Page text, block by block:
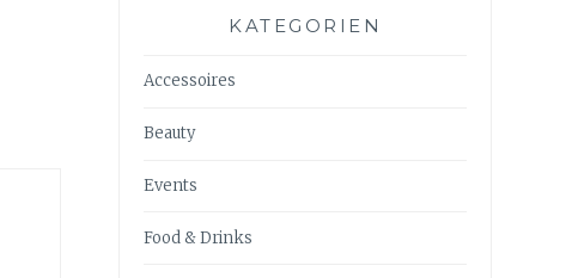
KATEGORIEN
Accessoires
Beauty
Events
Food & Drinks